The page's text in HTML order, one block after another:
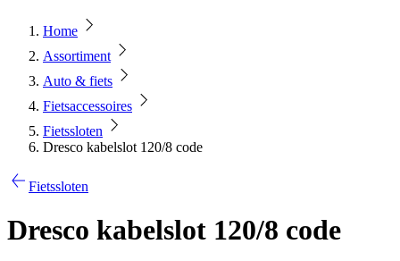
Home
Assortiment
Auto & fiets
Fietsaccessoires
Fietssloten
Dresco kabelslot 120/8 code
Fietssloten
Dresco kabelslot 120/8 code